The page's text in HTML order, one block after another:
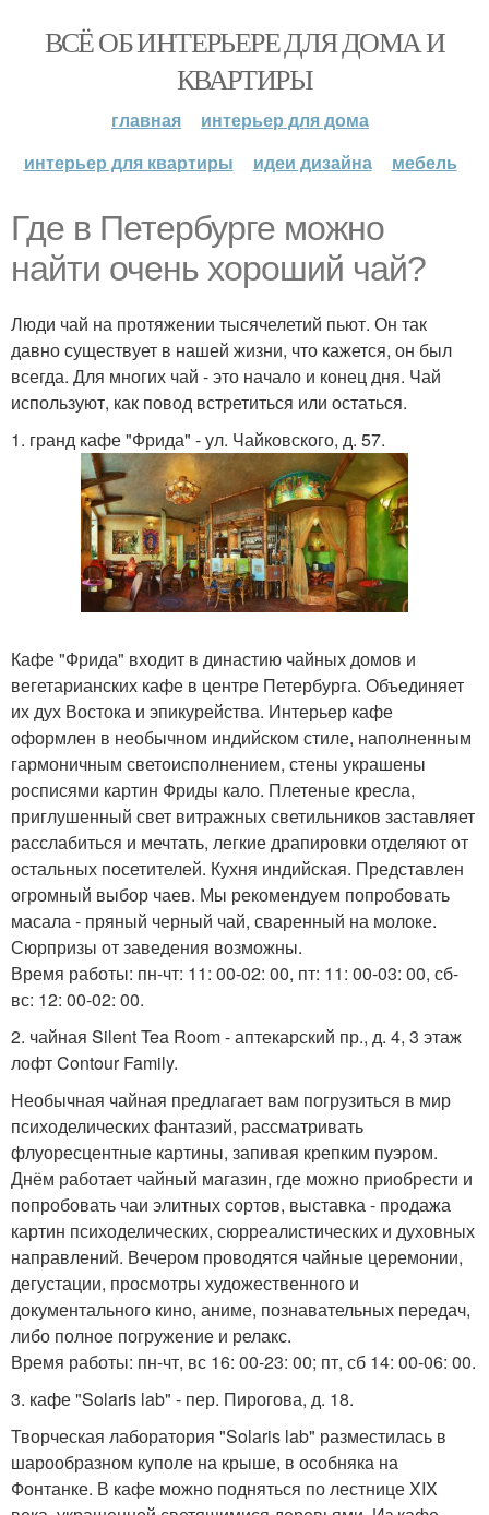
ВСЁ ОБ ИНТЕРЬЕРЕ ДЛЯ ДОМА И
КВАРТИРЫ
главная
интерьер для дома
интерьер для квартиры
идеи дизайна мебель
Где в Петербурге можно
найти очень хороший чай?
Люди чай на протяжении тысячелетий пьют. Он так
давно существует в нашей жизни, что кажется, он был
всегда. Для многих чай - это начало и конец дня. Чай
используют, как повод встретиться или остаться.
1. гранд кафе "Фрида" - ул. Чайковского, д. 57.
Кафе "Фрида" входит в династию чайных домов и
вегетарианских кафе в центре Петербурга. Объединяет
их дух Востока и эпикурейства. Интерьер кафе
оформлен в необычном индийском стиле, наполненным
гармоничным светоисполнением, стены украшены
росписями картин Фриды кало. Плетеные кресла,
приглушенный свет витражных светильников заставляет
расслабиться и мечтать, легкие драпировки отделяют от
остальных посетителей. Кухня индийская. Представлен
огромный выбор чаев. Мы рекомендуем попробовать
масала - пряный черный чай, сваренный на молоке.
Сюрпризы от заведения возможны.
Время работы: пн-чт: 11: 00-02: 00, пт: 11: 00-03: 00, сб-
вс: 12: 00-02: 00.
2. чайная Silent Tea Room - аптекарский пр., д. 4, 3 этаж
лофт Contour Family.
Необычная чайная предлагает вам погрузиться в мир
психоделических фантазий, рассматривать
флуоресцентные картины, запивая крепким пуэром.
Днём работает чайный магазин, где можно приобрести и
попробовать чаи элитных сортов, выставка - продажа
картин психоделических, сюрреалистических и духовных
направлений. Вечером проводятся чайные церемонии,
дегустации, просмотры художественного и
документального кино, аниме, познавательных передач,
либо полное погружение и релакс.
Время работы: пн-чт, вс 16: 00-23: 00; пт, сб 14: 00-06: 00.
3. кафе "Solaris lab" - пер. Пирогова, д. 18.
Творческая лаборатория "Solaris lab" разместилась в
шарообразном куполе на крыше, в особняка на
Фонтанке. В кафе можно подняться по лестнице XIX